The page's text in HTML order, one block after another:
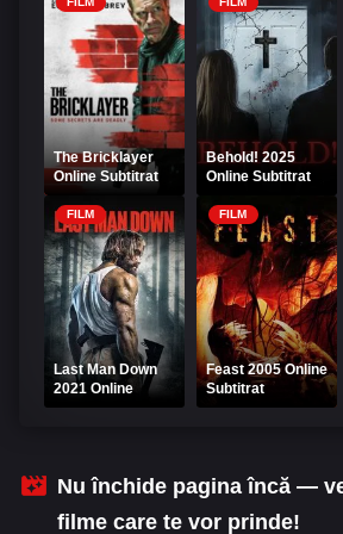
The Bricklayer
Online Subtitrat
Behold! 2025
Online Subtitrat
FILM
Last Man Down
2021 Online
Subtitrat
FILM
Feast 2005 Online
Subtitrat
Nu închide pagina încă —
filme care te vor prinde!